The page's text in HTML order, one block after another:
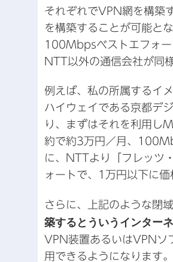
それぞれでVPN網を構築
を構築することが可能と
100Mbpsベストエフォー
NTT以外の通信会社が同
例えば、私の所属するイ
ハイウェイである京都デ
り、まずはそれを利用し
約で約3万円／月、
に、NTTより「フレッツ
ォートで、1万円以下に価
さらに、上記のような閉
築するとういうインター
VPN装置あるいはVPNソ
用できるようになります。